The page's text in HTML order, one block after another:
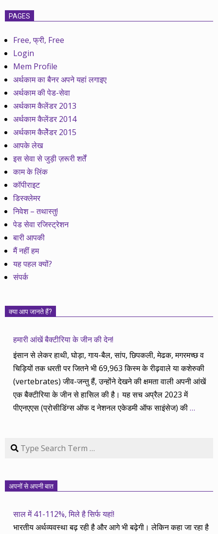
PAGES
Free, फ्री, Free
Login
Mem Profile
अर्थकाम का बैनर अपने यहां लगाइए
अर्थकाम की पेड-सेवा
अर्थकाम कैलेंडर 2013
अर्थकाम कैलेंडर 2014
अर्थकाम कैलेेंडर 2015
आपके लेख
इस सेवा से जुड़ी ज़रूरी शर्तें
काम के लिंक
कॉपीराइट
डिस्क्लेमर
निवेश – तथास्तु!
पेड सेवा रजिस्ट्रेशन
बारी आपकी
मैं नहीं हम
यह पहल क्यों?
संपर्क
क्या आप जानते हैं?
हमारी आंखें बैक्टीरिया के जीन की देन!
इंसान से लेकर हाथी, घोड़ा, गाय-बैल, सांप, छिपकली, मेढक, मगरमच्छ व
चिड़ियों तक धरती पर जितने भी 69,963 किस्म के रीढ़वाले या कशेरुकी
(vertebrates) जीव-जन्तु हैं, उन्होंने देखने की क्षमता वाली अपनी आंखें
एक बैक्टीरिया के जीन से हासिल की है। यह सच अप्रैल 2023 में
पीएनएएस (प्रोसीडिंग्स ऑफ द नेशनल एकेडमी ऑफ साइंसेज) की…
Search
अपनों से अपनी बात
साल में 41-112%, मिले है सिर्फ यहां!
भारतीय अर्थव्यवस्था बढ़ रही है और आगे भी बढ़ेगी। लेकिन कहा जा रहा है